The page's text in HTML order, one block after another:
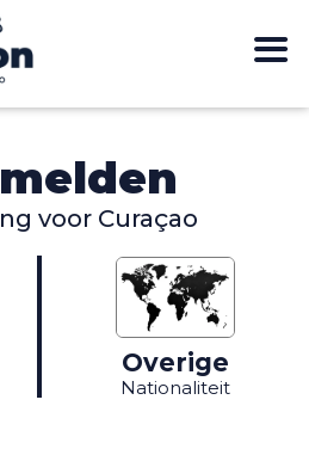
voor Curaçao
Bekijk in Euro's
Klik hier
Overige
Nationaliteit